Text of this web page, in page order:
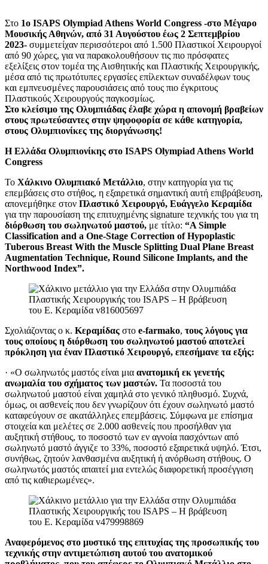
Στο 1ο ISAPS Olympiad Athens World Congress -στο Μέγαρο
Μουσικής Αθηνών, από 31 Αυγούστου έως 2 Σεπτεμβρίου
2023- συμμετείχαν περισσότεροι από 1.500 Πλαστικοί Χειρουργοί
από 90 χώρες, για να παρακολουθήσουν τις πιο πρόσφατες
εξελίξεις στον τομέα της Αισθητικής και Πλαστικής Χειρουργικής,
μέσα από τις πρωτότυπες εργασίες επίλεκτων συναδέλφων τους
και εμπνευσμένες παρουσιάσεις από τους πιο έγκριτους
Πλαστικούς Χειρουργούς παγκοσμίως.
Στο κλείσιμο της Ολυμπιάδας έλαβε χώρα η απονομή βραβείων
στους πρωτεύσαντες στην ψηφοφορία σε κάθε κατηγορία,
στους Ολυμπιονίκες της διοργάνωσης!
Η Ελλάδα Ολυμπιονίκης στο ISAPS Olympiad Athens World
Congress
Το Χάλκινο Ολυμπιακό Μετάλλιο, στην κατηγορία για τις
επεμβάσεις στο στήθος, η εξαιρετικά σημαντική αυτή επιβράβευση,
απονεμήθηκε στον Πλαστικό Χειρουργό, Ευάγγελο Κεραμίδα
για την παρουσίαση της επιτυχημένης signature τεχνικής του για τη
διόρθωση του σωληνωτού μαστού, με τίτλο: “A Simple
Classification and a One-Stage Correction of Hypoplastic
Tuberous Breast With the Muscle Splitting Dual Plane Breast
Augmentation Technique, Round Silicone Implants, and the
Northwood Index”.
Σχολιάζοντας ο κ. Κεραμίδας στο e-farmako, τους λόγους για
τους οποίους η διόρθωση του σωληνωτού μαστού αποτελεί
πρόκληση για έναν Πλαστικό Χειρουργό, επεσήμανε τα εξής:
· «Ο σωληνωτός μαστός είναι μια ανατομική εκ γενετής
ανωμαλία του σχήματος των μαστών. Τα ποσοστά του
σωληνωτού μαστού είναι χαμηλά στο γενικό πληθυσμό. Συχνά,
όμως, οι ασθενείς που δεν γνωρίζουν ότι έχουν σωληνωτό μαστό
καταφεύγουν σε ακατάλληλες επεμβάσεις. Σύμφωνα με επίσημα
στοιχεία και μελέτες σε 2.000 ασθενείς που προσήλθαν για
αυξητική στήθους, το ποσοστό των εν αγνοία πασχόντων από
σωληνωτό μαστό άγγιζε το 33%, ποσοστό εξαιρετικά υψηλό. Έτσι,
συνήθως, ζητούν λανθασμένα αυξητική ή ανόρθωση στήθους. Ο
σωληνωτός μαστός απαιτεί μια εντελώς διαφορετική προσέγγιση
από τις καθιερωμένες».
Αναφερόμενος στο μυστικό της επιτυχίας της προσωπικής του
τεχνικής στην αντιμετώπιση αυτού του ανατομικού